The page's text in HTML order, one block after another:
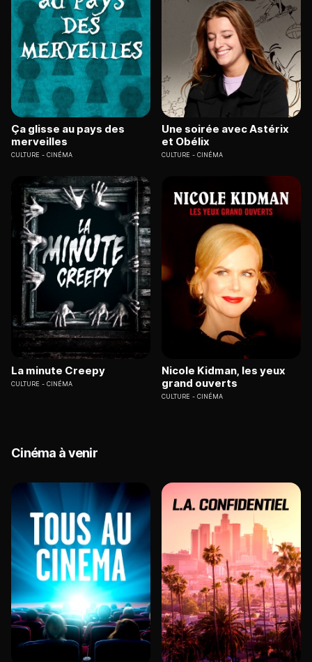
Ça glisse au pays des
merveilles
CULTURE CINÉMA
Une soirée avec Astérix
et Obélix
CULTURE CINÉMA
La minute Creepy
CULTURE CINÉMA
Nicole Kidman, les yeux
grand ouverts
CULTURE CINÉMA
Cinéma à venir